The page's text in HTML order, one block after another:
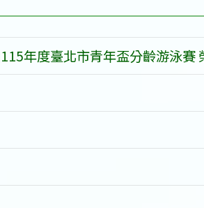
年度臺北市青年盃分齡游泳賽